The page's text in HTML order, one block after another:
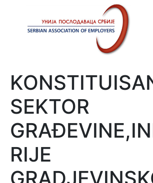
SEKTOR
RIJE